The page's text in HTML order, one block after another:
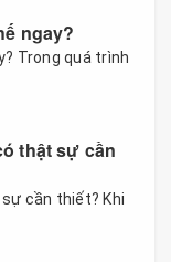
ngay?
Trong quá trình
thật sự cần
cần thiết? Khi